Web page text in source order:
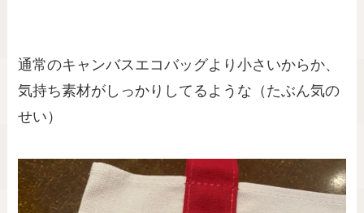
通常のキャンバスエコバッグより小さいからか、
気持ち素材がしっかりしてるような（たぶん気の
せい）